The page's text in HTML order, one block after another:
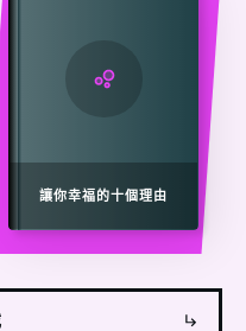
讓你幸福的十個理由